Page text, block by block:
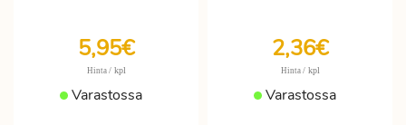
5,95€
Hinta / kpl
Varastossa
2,36€
Hinta / kpl
Varastossa